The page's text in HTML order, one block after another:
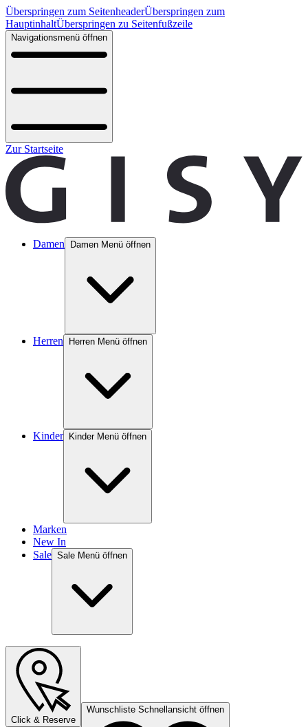
Überspringen zum SeitenheaderÜberspringen zum
HauptinhaltÜberspringen zu Seitenfußzeile
Navigationsmenü öffnen
Zur Startseite
Damen Damen Menü öffnen
Herren Herren Menü öffnen
Kinder Kinder Menü öffnen
Marken
New In
Sale Sale Menü öffnen
Click & Reserve
Wunschliste Schnellansicht öffnen